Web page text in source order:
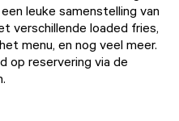
leuke samenstelling van
verschillende loaded fries,
menu, en nog veel meer.
op reservering via de